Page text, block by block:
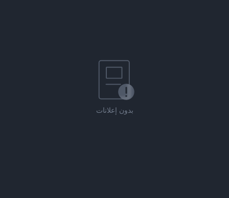
بدون إعلانات